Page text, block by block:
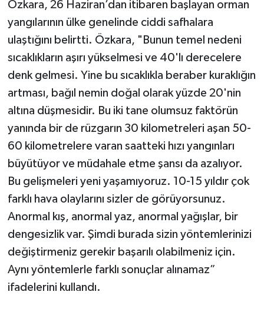
yangılarının ülke genelinde ciddi safhalara
ulaştığını belirtti. Özkara, "Bunun temel nedeni
sıcaklıkların aşırı yükselmesi ve 40'lı derecelere
denk gelmesi. Yine bu sıcaklıkla beraber kuraklığın
artması, bağıl nemin doğal olarak yüzde 20'nin
altına düşmesidir. Bu iki tane olumsuz faktörün
yanında bir de rüzgarın 30 kilometreleri aşan 50-
60 kilometrelere varan saatteki hızı yangınları
büyütüyor ve müdahale etme şansı da azalıyor.
Bu gelişmeleri yeni yaşamıyoruz. 10-15 yıldır çok
farklı hava olaylarını sizler de görüyorsunuz.
Anormal kış, anormal yaz, anormal yağışlar, bir
dengesizlik var. Şimdi burada sizin yöntemlerinizi
değiştirmeniz gerekir başarılı olabilmeniz için.
Aynı yöntemlerle farklı sonuçlar alınamaz”
ifadelerini kullandı.